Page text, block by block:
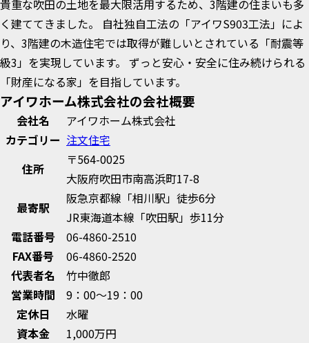
貴重な吹田の土地を最大限活用するため、3階建の住まいも多
く建ててきました。 自社独自工法の「アイワS903工法」によ
り、3階建の木造住宅では取得が難しいとされている「耐震等
級3」を実現しています。 ずっと安心・安全に住み続けられる
「財産になる家」を目指しています。
アイワホーム株式会社の会社概要
会社名
アイワホーム株式会社
カテゴリー 注文住宅
住所
〒564-0025
大阪府吹田市南高浜町17-8
最寄駅
阪急京都線「相川駅」徒歩6分
JR東海道本線「吹田駅」歩11分
電話番号
06-4860-2510
FAX番号
06-4860-2520
代表者名
竹中徹郎
営業時間
9：00～19：00
定休日
水曜
資本金
1,000万円